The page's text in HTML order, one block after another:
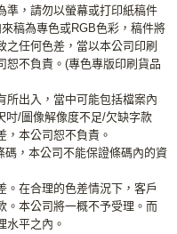
準，請勿以螢幕或打印紙稿件
稿為專色或RGB色彩，稿件將
之任何色差，當以本公司印刷
恕不負責。(專色專版印刷貨品
出入，當中可能包括檔案內
吋/圖像解像度不足/欠缺字款
，本公司恕不負責。
，本公司不能保證條碼內的資
在合理的色差情況下，客戶
。本公司將一概不予受理。而
水平之內。